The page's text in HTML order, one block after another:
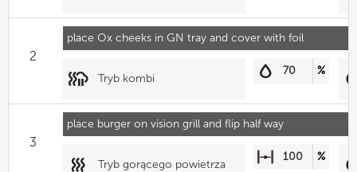
place Ox cheeks in GN tray and cover with foil
2
Tryb kombi
70 %
place burger on vision grill and flip half way
3
Tryb gorącego powietrza
100 %